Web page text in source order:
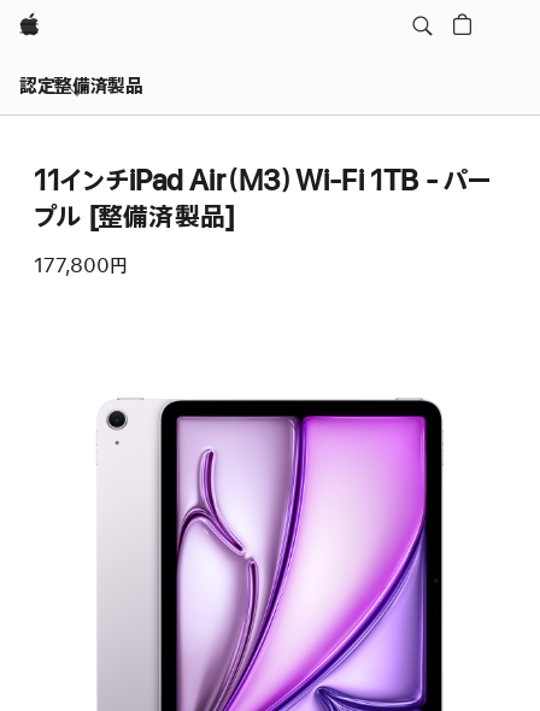
Apple
認定整備済製品
11インチiPad Air（M3）Wi-Fi 1TB - パー
プル [整備済製品]
177,800円